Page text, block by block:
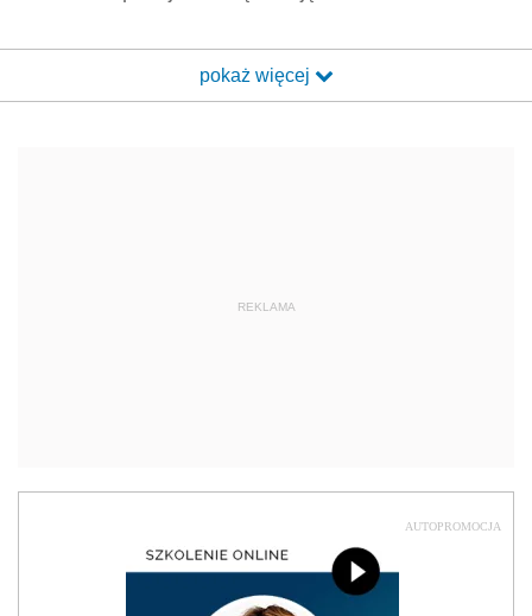
pokaż więcej
REKLAMA
AUTOPROMOCJA